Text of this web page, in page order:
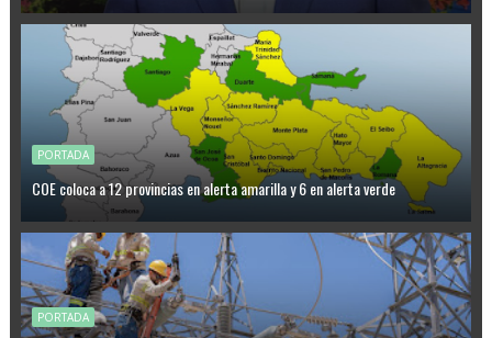
PORTADA
COE coloca a 12 provincias en alerta amarilla y 6 en alerta verde
PORTADA